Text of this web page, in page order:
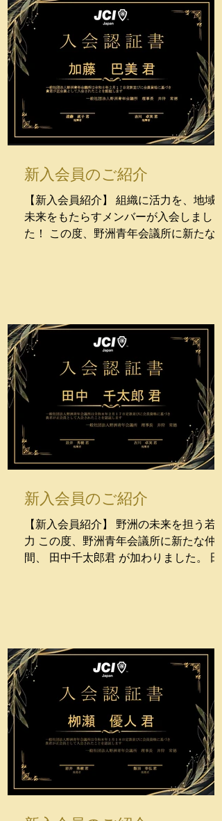
中君のエネルギッシュなリーダーシップ
やスタイルを、持ち前の知識と情報力で
裏から支えてきた名参謀でもあります。
熱い情熱を形にするための「確かな知性
とサポート力」を兼ね備えた彼の加入
は、野洲JCに新しい風を吹き込んでくれ
ています。 ■今後の展望 今後は委員会活
動や様々な地域イベントへの参画を通じ
て、まちづくりの中心メンバーへと成長
までに培った情報収集力と分析力を活か
ろん、組織全体のブレインとしても大い
に躍進してくれるに違いありません。宮
田君のこれからの活躍が非常に楽しみで
新入会員のご紹介
【新入会員紹介】 組織に活力を、地域に
未来をもたらすメンバーが入会しまし
た！ この度、野洲青年会議所に新たな仲
たな挑戦へと突き動かしたのでしょう。
持ち前の明るさと溌剌としたキャラクタ
ーで、地域のために一歩踏み出した彼女
の存在は、 組織にとっても新しい活力と
なるはずです。 ■今後の展望 今後は、
様々な地域貢献活動を通じて、自身の可
能性をさらに大きく広げていかれること
が期待されています。経験を一つひとつ
糧にしながら、地域貢献と自己成長を形
ティブなエネルギーが、まちづくりにど
のような変化をもたらしてくれるのか、
今後の活躍から目が離せません！
新入会員のご紹介
【新入会員紹介】 野洲の未来を担う若き
力 この度、野洲青年会議所に新たな仲
間、 田中千太郎君 が加わりました。 田
とコマからでした。 そこから紡がれた不
思議な繋がりが、今回の出会いへと結び
つきました。 「野洲のまちづくりのため
に、大きな力となりたい」という熱い志
を持つ彼の存在は、 当会議所にとっても
大きな刺激となるはずです。 次世代のリ
ーダーとして躍動する田中君の活躍に、
ぜひご注目ください！